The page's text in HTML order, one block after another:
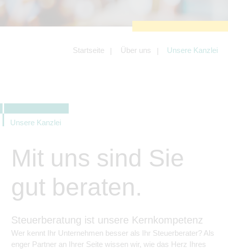
Startseite Über uns Unsere Kanzlei
Unsere Kanzlei
Mit uns sind Sie
gut beraten.
Steuerberatung ist unsere Kernkompetenz
Wer kennt Ihr Unternehmen besser als Ihr Steuerberater? Als
enger Partner an Ihrer Seite wissen wir, wie das Herz Ihres
Angebotes einschließlich der
Angeboten von z.B. Facebook und
LinkedIn.